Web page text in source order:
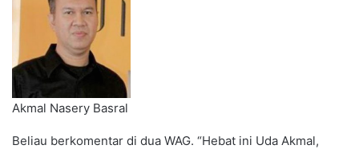
Akmal Nasery Basral
Beliau berkomentar di dua WAG. “Hebat ini Uda Akmal,